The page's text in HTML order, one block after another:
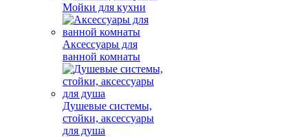
Мойки для кухни
Аксессуары для
ванной комнаты
Душевые системы,
стойки, аксессуары
для душа